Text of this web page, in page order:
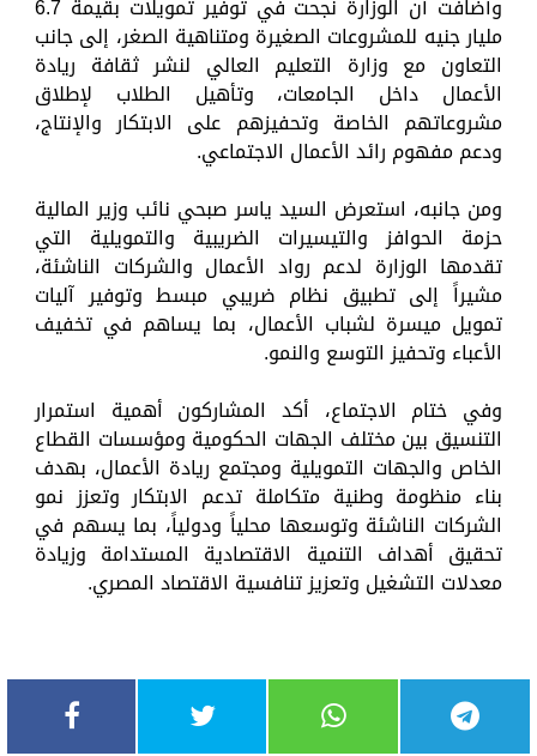
وأضافت أن الوزارة نجحت في توفير تمويلات بقيمة 6.7
مليار جنيه للمشروعات الصغيرة ومتناهية الصغر، إلى جانب
التعاون مع وزارة التعليم العالي لنشر ثقافة ريادة
الأعمال داخل الجامعات، وتأهيل الطلاب لإطلاق
مشروعاتهم الخاصة وتحفيزهم على الابتكار والإنتاج،
ودعم مفهوم رائد الأعمال الاجتماعي.
ومن جانبه، استعرض السيد ياسر صبحي نائب وزير المالية
حزمة الحوافز والتيسيرات الضريبية والتمويلية التي
تقدمها الوزارة لدعم رواد الأعمال والشركات الناشئة،
مشيراً إلى تطبيق نظام ضريبي مبسط وتوفير آليات
تمويل ميسرة لشباب الأعمال، بما يساهم في تخفيف
الأعباء وتحفيز التوسع والنمو.
وفي ختام الاجتماع، أكد المشاركون أهمية استمرار
التنسيق بين مختلف الجهات الحكومية ومؤسسات القطاع
الخاص والجهات التمويلية ومجتمع ريادة الأعمال، بهدف
بناء منظومة وطنية متكاملة تدعم الابتكار وتعزز نمو
الشركات الناشئة وتوسعها محلياً ودولياً، بما يسهم في
تحقيق أهداف التنمية الاقتصادية المستدامة وزيادة
معدلات التشغيل وتعزيز تنافسية الاقتصاد المصري.